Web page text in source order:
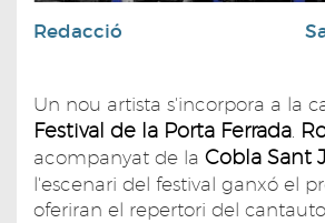
Redacció
Un nou artista s'incorpora a la
Festival de la Porta Ferrada.
acompanyat de la Cobla Sant
l'escenari del festival ganxó el
oferiran el repertori del